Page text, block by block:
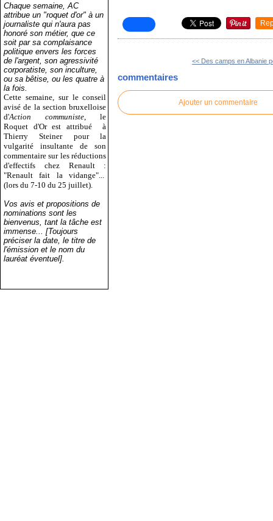
Chaque semaine, AC
attribue un "roquet d'or" à un
journaliste qui n'aura pas
honoré son métier, que ce
soit par sa complaisance
politique envers les forces
de l'argent, son agressivité
corporatiste, son inculture,
ou sa bêtise, ou les quatre à
la fois.
Cette semaine, sur le conseil
avisé de la section bruxelloise
d'Action communiste , le
Roquet d'Or est attribué
à
Thierry Steiner pour la
vulgarité insultante de son
commentaire sur les réductions
d'effectifs chez Renault :
"Renault fait la vidange"...
(lors du 7-10 du 25 juillet).
Vos avis et propositions de
nominations sont les
bienvenus, tant la tâche est
immense... [Toujours
préciser la date, le titre de
l'émission et le nom du
lauréat éventuel].
<< Des camps en Albanie
commentaires
Ajouter un commentaire